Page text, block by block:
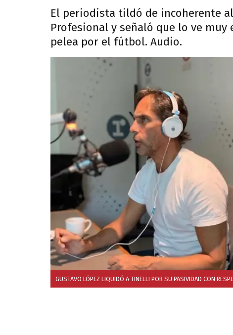
El periodista tildó de incoherente
Profesional y señaló que lo ve muy
pelea por el fútbol. Audio.
GUSTAVO LÓPEZ LIQUIDÓ A TINELLI POR SU PASIVIDAD CON